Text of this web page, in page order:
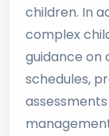
children. In
complex
guidance on
schedules,